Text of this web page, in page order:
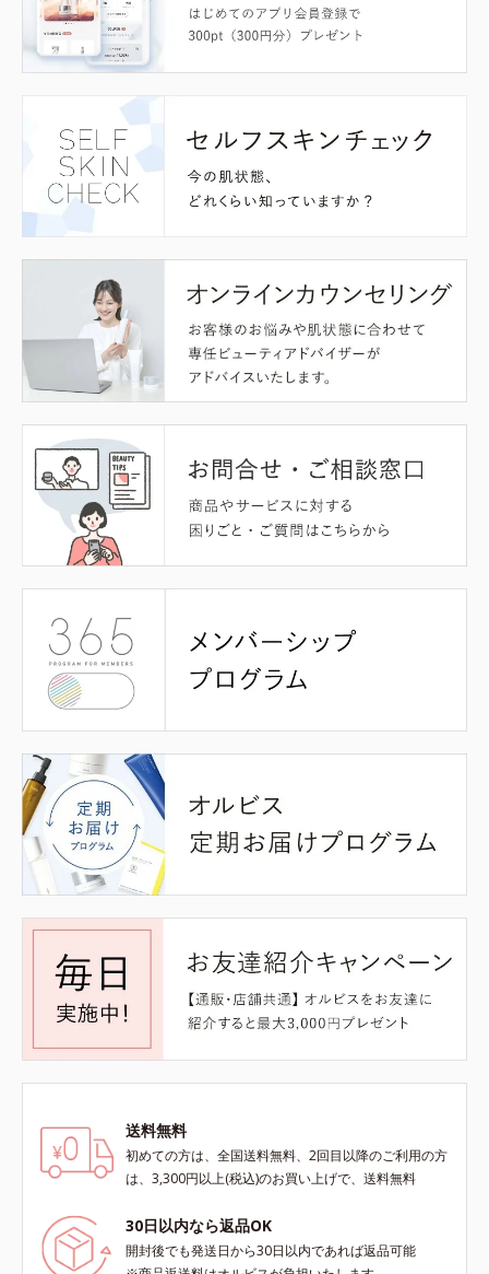
送料無料
初めての方は、全国送料無料、2回目以降のご利用の方
は、3,300円以上(税込)のお買い上げで、送料無料
30日以内なら返品OK
開封後でも発送日から30日以内であれば返品可能